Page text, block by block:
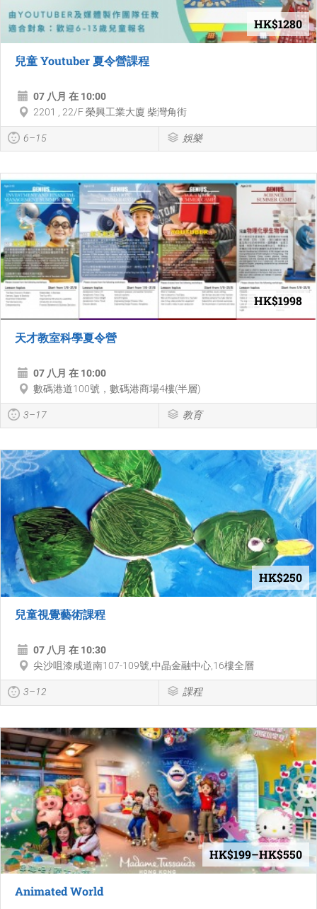
HK$1280
兒童 Youtuber 夏令營課程
07 八月 在 10:00
2201 , 22/F 榮興工業大廈 柴灣角街
6–15 娛樂
HK$1998
天才教室科學夏令營
07 八月 在 10:00
數碼港道100號，數碼港商場4樓(半層)
3–17 教育
HK$250
兒童視覺藝術課程
07 八月 在 10:30
尖沙咀漆咸道南107-109號,中晶金融中心,16樓全層
3–12 課程
HK$199–HK$550
Animated World